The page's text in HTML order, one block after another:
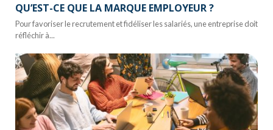
QU’EST-CE QUE LA MARQUE EMPLOYEUR ?
Pour favoriser le recrutement et fidéliser les salariés, une entreprise doit
réfléchir à...